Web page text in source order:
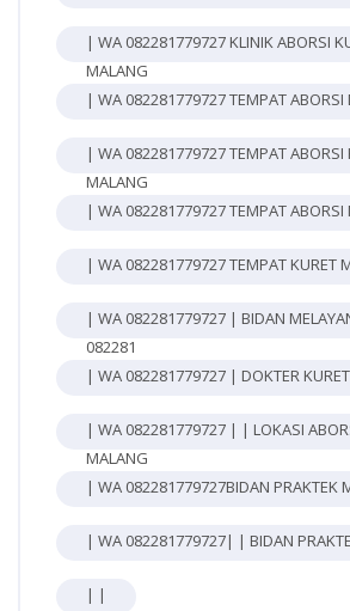
| WA 082281779727 KLINIK ABORSI
MALANG
| WA 082281779727 TEMPAT ABORSI
| WA 082281779727 TEMPAT ABORSI
MALANG
| WA 082281779727 TEMPAT ABORSI
| WA 082281779727 TEMPAT KURET
| WA 082281779727 | BIDAN
082281
| WA 082281779727 | DOKTER
| WA 082281779727 | | LOKASI
MALANG
| WA 082281779727BIDAN PRAKTEK
| WA 082281779727| | BIDAN
| |